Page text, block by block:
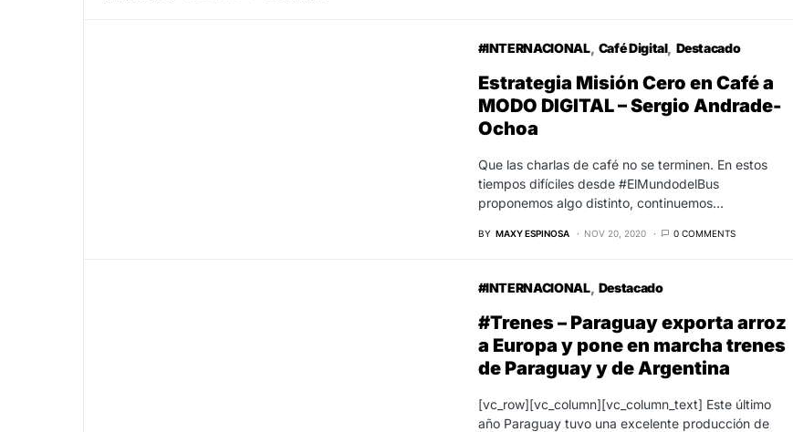
#INTERNACIONAL Café Digital Destacado
Estrategia Misión Cero en Café a
MODO DIGITAL – Sergio Andrade-
Ochoa
Que las charlas de café no se terminen. En estos
tiempos difíciles desde #ElMundodelBus
proponemos algo distinto, continuemos…
BY MAXY ESPINOSA NOV 20, 2020 0 COMMENTS
#INTERNACIONAL Destacado
#Trenes – Paraguay exporta arroz
a Europa y pone en marcha trenes
de Paraguay y de Argentina
[vc_row][vc_column][vc_column_text] Este último
año Paraguay tuvo una excelente producción de